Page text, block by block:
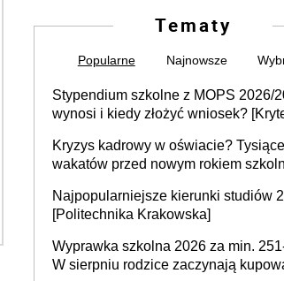
Tematy
Popularne Najnowsze
Stypendium szkolne z MOPS 2026/
wynosi i kiedy złożyć wniosek?
Kryzys kadrowy w oświacie? Tysiące
wakatów przed nowym rokiem
Najpopularniejsze kierunki studiów
[Politechnika Krakowska]
Wyprawka szkolna 2026 za min.
W sierpniu rodzice zaczynają